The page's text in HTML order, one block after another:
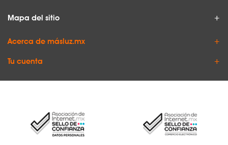
Mapa del sitio
Acerca de másluz.mx
Tu cuenta